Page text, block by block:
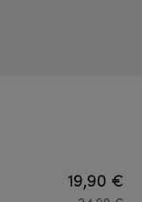
19,90 €